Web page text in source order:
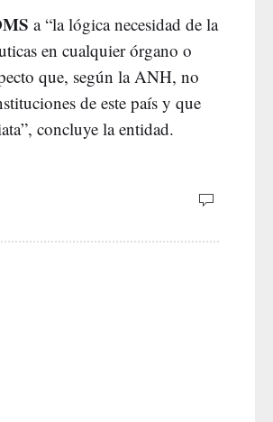
a “la lógica necesidad de la
en cualquier órgano o
que, según la ANH, no
de este país y que
concluye la entidad.